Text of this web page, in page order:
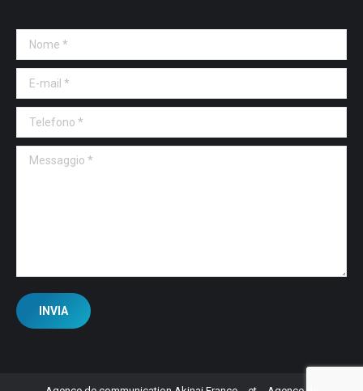
Nome *
E-mail *
Telefono *
Messaggio *
INVIA